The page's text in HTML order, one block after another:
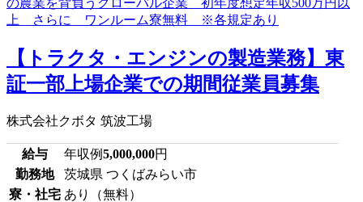
【トラクタ・エンジンの製造業務】東
証一部上場企業での期間従業員募集
株式会社クボタ 筑波工場
給与 年収例5,000,000円
勤務地
茨城県 つくばみらい市
寮・社宅 あり（無料）